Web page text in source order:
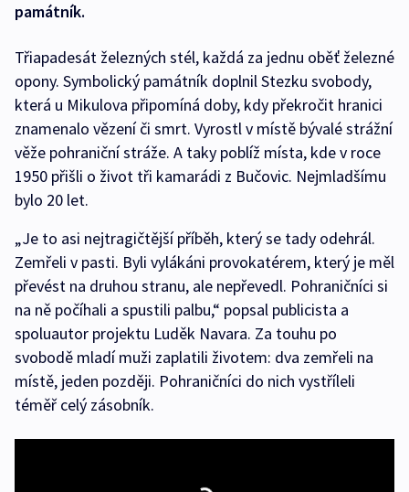
památník.
Třiapadesát železných stél, každá za jednu oběť železné
opony. Symbolický památník doplnil Stezku svobody,
která u Mikulova připomíná doby, kdy překročit hranici
znamenalo vězení či smrt. Vyrostl v místě bývalé strážní
věže pohraniční stráže. A taky poblíž místa, kde v roce
1950 přišli o život tři kamarádi z Bučovic. Nejmladšímu
bylo 20 let.
„Je to asi nejtragičtější příběh, který se tady odehrál.
Zemřeli v pasti. Byli vylákáni provokatérem, který je měl
převést na druhou stranu, ale nepřevedl. Pohraničníci si
na ně počíhali a spustili palbu,“ popsal publicista a
spoluautor projektu Luděk Navara. Za touhu po
svobodě mladí muži zaplatili životem: dva zemřeli na
místě, jeden později. Pohraničníci do nich vystříleli
téměř celý zásobník.